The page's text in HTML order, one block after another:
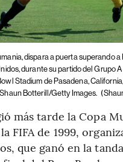
dispara a puerta superando
durante su partido del Grupo
Stadium de Pasadena,
Botterill/Getty Images.
más tarde la Copa
FIFA de 1999,
que ganó en la